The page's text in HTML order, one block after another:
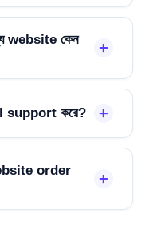
website কেন
+
support করে? +
order
+